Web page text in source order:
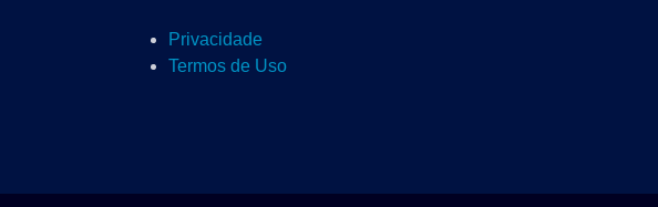
Privacidade
Termos de Uso